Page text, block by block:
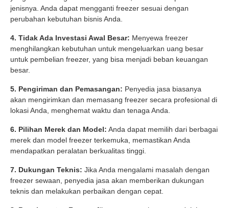
jenisnya. Anda dapat mengganti freezer sesuai dengan
perubahan kebutuhan bisnis Anda.
4. Tidak Ada Investasi Awal Besar: Menyewa freezer
menghilangkan kebutuhan untuk mengeluarkan uang besar
untuk pembelian freezer, yang bisa menjadi beban keuangan
besar.
5. Pengiriman dan Pemasangan: Penyedia jasa biasanya
akan mengirimkan dan memasang freezer secara profesional di
lokasi Anda, menghemat waktu dan tenaga Anda.
6. Pilihan Merek dan Model: Anda dapat memilih dari berbagai
merek dan model freezer terkemuka, memastikan Anda
mendapatkan peralatan berkualitas tinggi.
7. Dukungan Teknis: Jika Anda mengalami masalah dengan
freezer sewaan, penyedia jasa akan memberikan dukungan
teknis dan melakukan perbaikan dengan cepat.